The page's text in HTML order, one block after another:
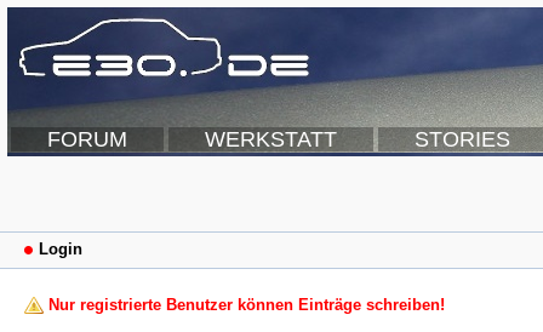
FORUM WERKSTATT STORIES
Login
Nur registrierte Benutzer können Einträge schreiben!